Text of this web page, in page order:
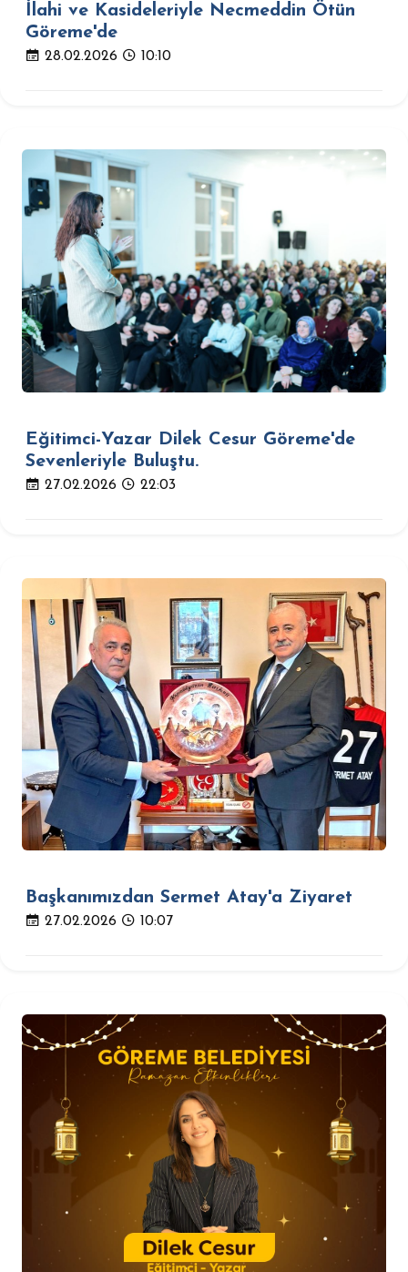
İlahi ve Kasideleriyle Necmeddin Ötün
Göreme'de
28.02.2026 10:10
Eğitimci-Yazar Dilek Cesur Göreme'de
Sevenleriyle Buluştu.
27.02.2026 22:03
Başkanımızdan Sermet Atay'a Ziyaret
27.02.2026 10:07